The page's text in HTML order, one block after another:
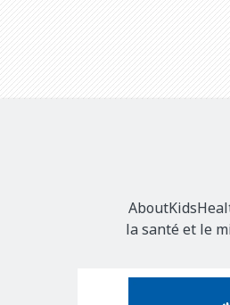
la santé et le